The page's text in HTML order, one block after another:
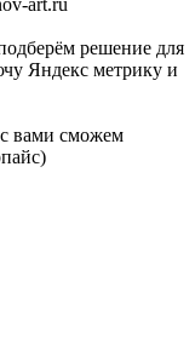
art.ru
решение для
Яндекс метрику и
вами сможем